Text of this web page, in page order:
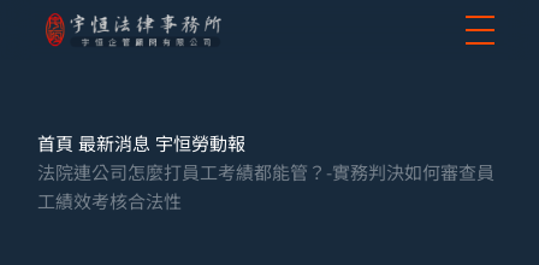
首頁 最新消息 宇恒勞動報
法院連公司怎麼打員工考績都能管？-實務判決如何審查員
工績效考核合法性